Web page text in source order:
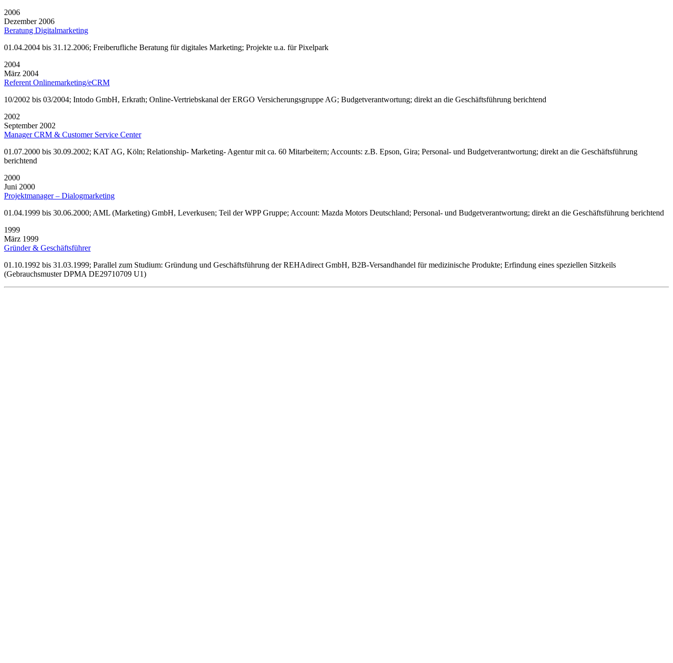
2006
Dezember 2006
Beratung Digitalmarketing
01.04.2004 bis 31.12.2006; Freiberufliche Beratung für digitales Marketing; Projekte u.a. für Pixelpark
2004
März 2004
Referent Onlinemarketing/eCRM
10/2002 bis 03/2004; Intodo GmbH, Erkrath; Online-Vertriebskanal der ERGO Versicherungsgruppe AG; Budgetverantwortung; direkt an die Geschäftsführung berichtend
2002
September 2002
Manager CRM & Customer Service Center
01.07.2000 bis 30.09.2002; KAT AG, Köln; Relationship- Marketing- Agentur mit ca. 60 Mitarbeitern; Accounts: z.B. Epson, Gira; Personal- und Budgetverantwortung; direkt an die Geschäftsführung
berichtend
2000
Juni 2000
Projektmanager – Dialogmarketing
01.04.1999 bis 30.06.2000; AML (Marketing) GmbH, Leverkusen; Teil der WPP Gruppe; Account: Mazda Motors Deutschland; Personal- und Budgetverantwortung; direkt an die Geschäftsführung berichtend
1999
März 1999
Gründer & Geschäftsführer
01.10.1992 bis 31.03.1999; Parallel zum Studium: Gründung und Geschäftsführung der REHAdirect GmbH, B2B-Versandhandel für medizinische Produkte; Erfindung eines speziellen Sitzkeils
(Gebrauchsmuster DPMA DE29710709 U1)